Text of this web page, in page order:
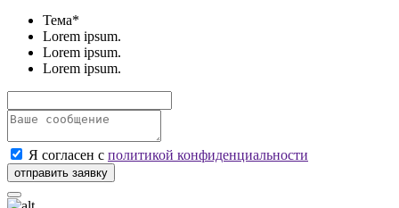
Тема*
Lorem ipsum.
Lorem ipsum.
Lorem ipsum.
Я согласен с политикой конфиденциальности